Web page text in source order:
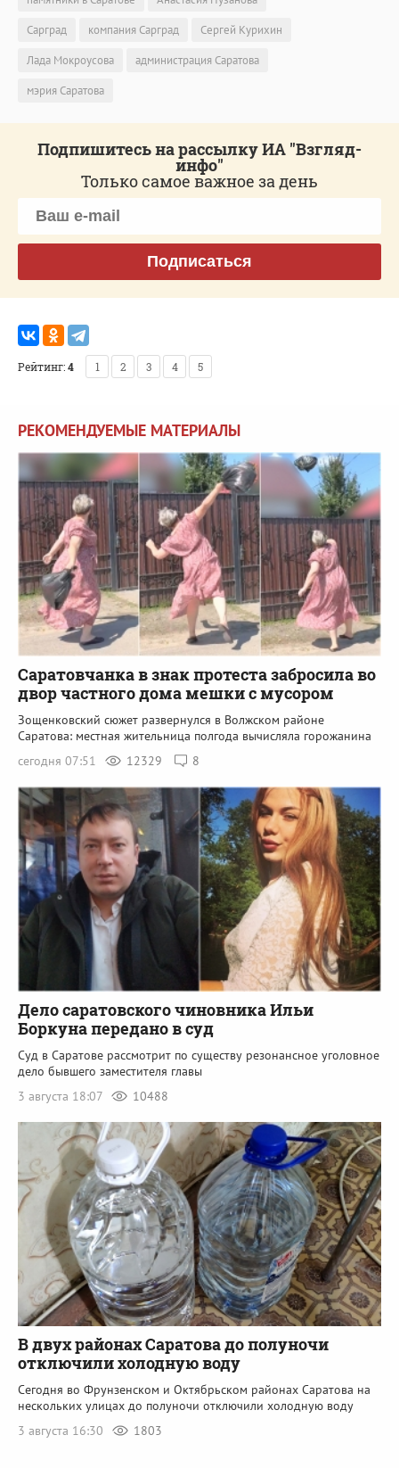
Сарград
компания Сарград
Сергей Курихин
Лада Мокроусова
администрация Саратова
мэрия Саратова
Подпишитесь на рассылку ИА "Взгляд-
инфо"
Только самое важное за день
Подписаться
Рейтинг:4 1 2 3 4 5
РЕКОМЕНДУЕМЫЕ МАТЕРИАЛЫ
Саратовчанка в знак протеста забросила во
двор частного дома мешки с мусором
Зощенковский сюжет развернулся в Волжском районе
Саратова: местная жительница полгода вычисляла горожанина
сегодня 07:51
12329 8
Дело саратовского чиновника Ильи
Боркуна передано в суд
Суд в Саратове рассмотрит по существу резонансное уголовное
дело бывшего заместителя главы
3 августа 18:07
10488
В двух районах Саратова до полуночи
отключили холодную воду
Сегодня во Фрунзенском и Октябрьском районах Саратова на
нескольких улицах до полуночи отключили холодную воду
3 августа 16:30
1803